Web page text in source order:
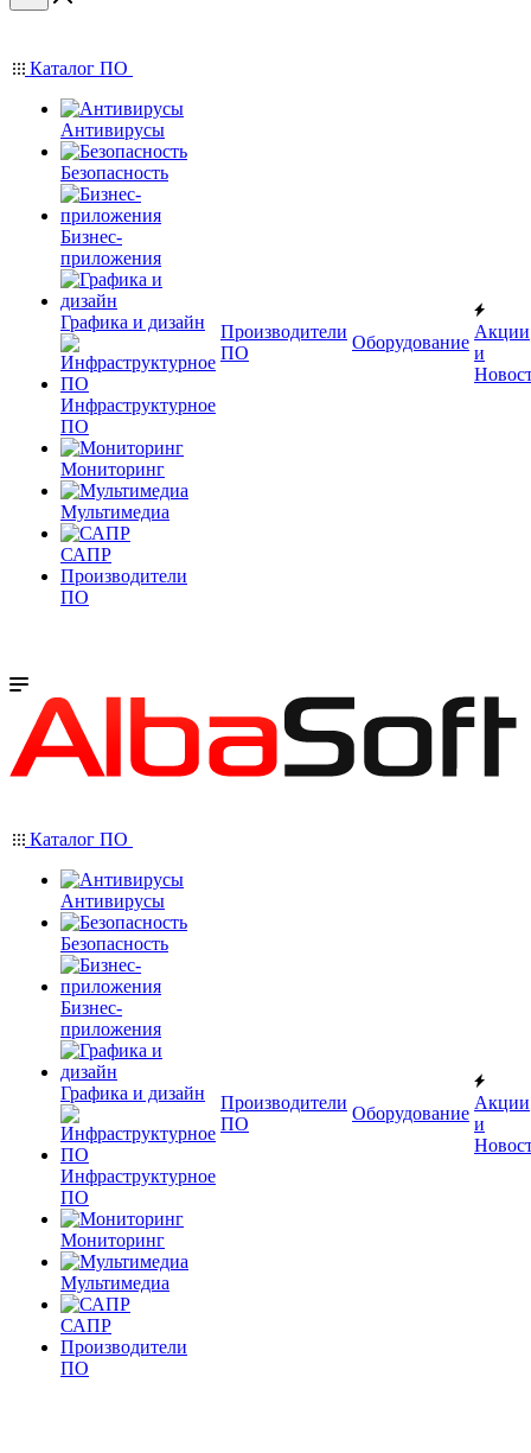
Каталог ПО
Антивирусы
Безопасность
Бизнес-
приложения
Графика и дизайн
Инфраструктурное
ПО
Мониторинг
Мультимедиа
САПР
Производители
ПО
Производители
ПО
Оборудование
Акции
и
Каталог ПО
Антивирусы
Безопасность
Бизнес-
приложения
Графика и дизайн
Инфраструктурное
ПО
Мониторинг
Мультимедиа
САПР
Производители
ПО
Производители
ПО
Оборудование
Акции
и